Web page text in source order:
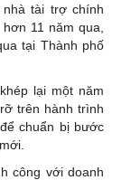
tài trợ chính
11 năm qua,
tại Thành phố
lại một năm
trên hành trình
chuẩn bị bước
công với doanh